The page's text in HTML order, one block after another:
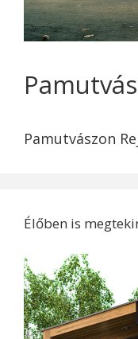
Pamutvászon
Élőben is